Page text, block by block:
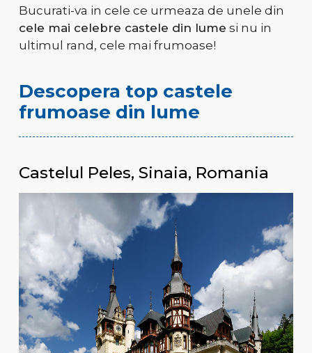
Bucurati-va in cele ce urmeaza de unele din
cele mai celebre castele din lume si nu in
ultimul rand, cele mai frumoase!
Descopera top castele
frumoase din lume
Castelul Peles, Sinaia, Romania